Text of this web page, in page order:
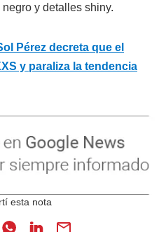
y detalles shiny.
Pérez decreta que el
y paraliza la tendencia